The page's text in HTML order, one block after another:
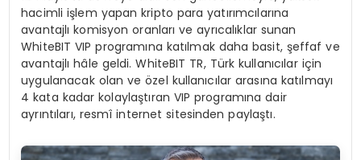
hacimli işlem yapan kripto para yatırımcılarına
avantajlı komisyon oranları ve ayrıcalıklar sunan
WhiteBIT VIP programına katılmak daha basit, şeffaf ve
avantajlı hâle geldi. WhiteBIT TR, Türk kullanıcılar için
uygulanacak olan ve özel kullanıcılar arasına katılmayı
4 kata kadar kolaylaştıran VIP programına dair
ayrıntıları, resmî internet sitesinden paylaştı.